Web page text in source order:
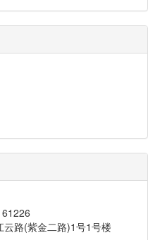
路(紫金二路)1号1号楼